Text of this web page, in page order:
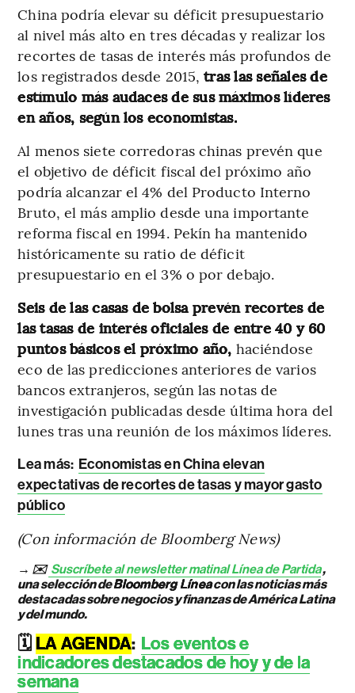
China podría elevar su déficit presupuestario
al nivel más alto en tres décadas y realizar los
recortes de tasas de interés más profundos de
los registrados desde 2015,tras las señales de
estímulo más audaces de sus máximos líderes
en años, según los economistas.
Al menos siete corredoras chinas prevén que
el objetivo de déficit fiscal del próximo año
podría alcanzar el 4% del Producto Interno
Bruto, el más amplio desde una importante
reforma fiscal en 1994. Pekín ha mantenido
históricamente su ratio de déficit
presupuestario en el 3% o por debajo.
Seis de las casas de bolsa prevén recortes de
las tasas de interés oficiales de entre 40 y 60
puntos básicos el próximo año, haciéndose
eco de las predicciones anteriores de varios
bancos extranjeros, según las notas de
investigación publicadas desde última hora del
lunes tras una reunión de los máximos líderes.
Lea más: Economistas en China elevan
expectativas de recortes de tasas y mayor gasto
público
(Con información de Bloomberg News)
→ ✉️ Suscríbete al newsletter matinal Línea de Partida,
una selección deBloomberg Líneacon las noticias más
destacadas sobre negocios y finanzas de América Latina
y del mundo.
🗓️ LA AGENDA: Los eventos e
indicadores destacados de hoy y de la
semana